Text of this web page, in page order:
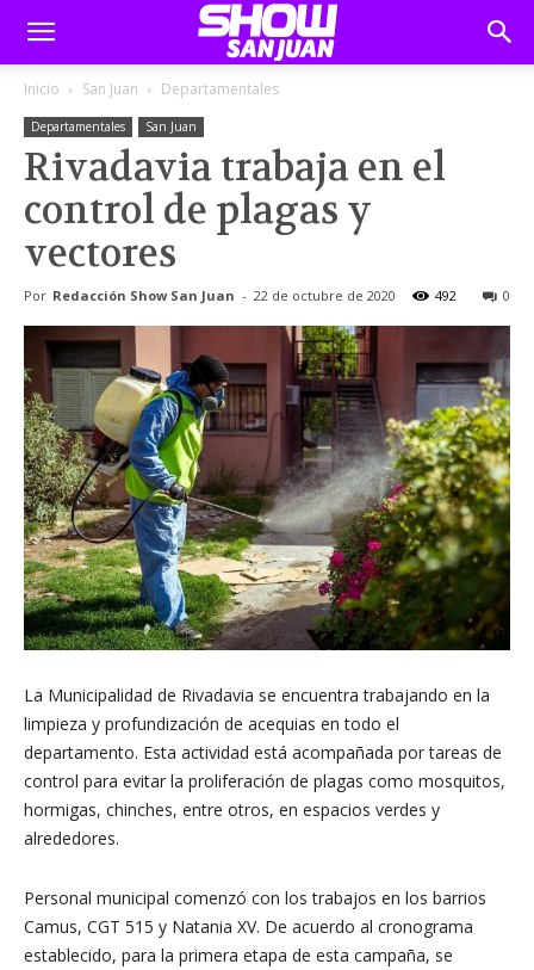
Inicio San Juan Departamentales
Departamentales San Juan
Rivadavia trabaja en el
control de plagas y
vectores
Por Redacción Show San Juan - 22 de octubre de 2020 0
492
La Municipalidad de Rivadavia se encuentra trabajando en la
limpieza y profundización de acequias en todo el
departamento. Esta actividad está acompañada por tareas de
control para evitar la proliferación de plagas como mosquitos,
hormigas, chinches, entre otros, en espacios verdes y
alrededores.
Personal municipal comenzó con los trabajos en los barrios
Camus, CGT 515 y Natania XV. De acuerdo al cronograma
establecido, para la primera etapa de esta campaña, se